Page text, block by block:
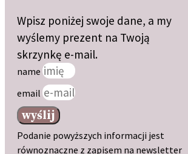
Wpisz poniżej swoje dane, a my
wyślemy prezent na Twoją
skrzynkę e-mail.
name
email
wyślij
Podanie powyższych informacji jest
równoznaczne z zapisem na newsletter